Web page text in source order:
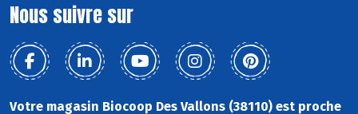
Nous suivre sur
Votre magasin Biocoop Des Vallons (38110) est proche